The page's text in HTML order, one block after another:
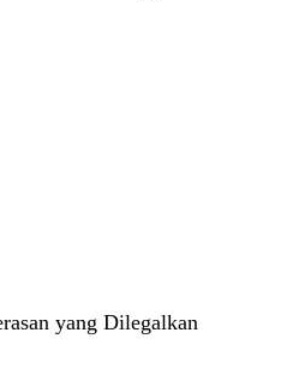
yang Dilegalkan